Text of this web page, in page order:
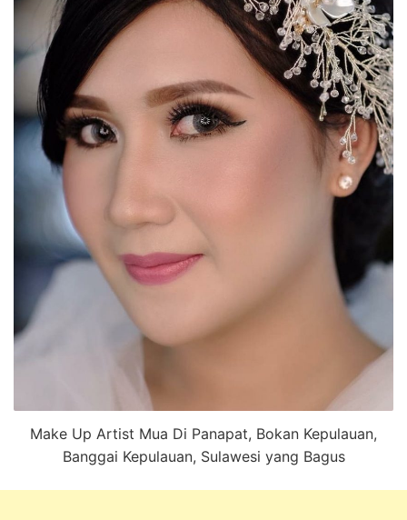
Make Up Artist Mua Di Panapat, Bokan Kepulauan,
Banggai Kepulauan, Sulawesi yang Bagus